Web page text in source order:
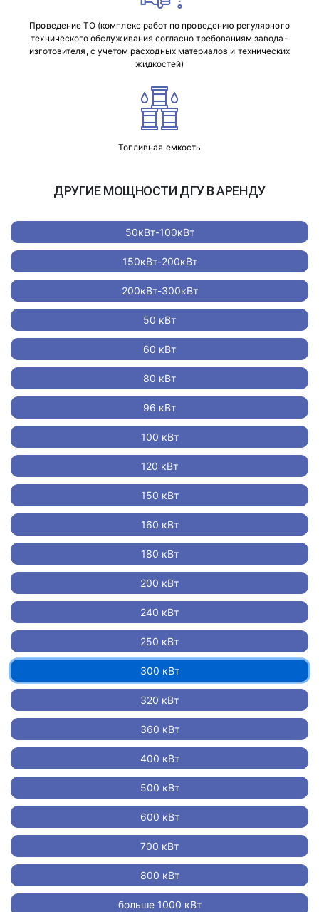
Проведение ТО (комплекс работ по проведению регулярного
технического обслуживания согласно требованиям завода-
изготовителя, с учетом расходных материалов и технических
жидкостей)
Топливная емкость
ДРУГИЕ МОЩНОСТИ ДГУ В АРЕНДУ
50кВт-100кВт
150кВт-200кВт
200кВт-300кВт
50 кВт
60 кВт
80 кВт
96 кВт
100 кВт
120 кВт
150 кВт
160 кВт
180 кВт
200 кВт
240 кВт
250 кВт
300 кВт
320 кВт
360 кВт
400 кВт
500 кВт
600 кВт
700 кВт
800 кВт
больше 1000 кВт